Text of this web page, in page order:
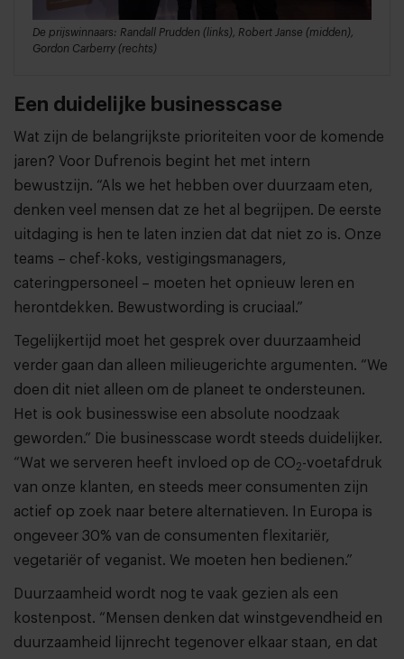
De prijswinnaars: Randall Prudden (links), Robert Janse (midden),
Gordon Carberry (rechts)
Een duidelijke businesscase
Wat zijn de belangrijkste prioriteiten voor de komende
jaren? Voor Dufrenois begint het met intern
bewustzijn. “Als we het hebben over duurzaam eten,
denken veel mensen dat ze het al begrijpen. De eerste
uitdaging is hen te laten inzien dat dat niet zo is. Onze
teams – chef-koks, vestigingsmanagers,
cateringpersoneel – moeten het opnieuw leren en
herontdekken. Bewustwording is cruciaal.”
Tegelijkertijd moet het gesprek over duurzaamheid
verder gaan dan alleen milieugerichte argumenten. “We
doen dit niet alleen om de planeet te ondersteunen.
Het is ook businesswise een absolute noodzaak
geworden.” Die businesscase wordt steeds duidelijker.
“Wat we serveren heeft invloed op de CO2-voetafdruk
van onze klanten, en steeds meer consumenten zijn
actief op zoek naar betere alternatieven. In Europa is
ongeveer 30% van de consumenten flexitariër,
vegetariër of veganist. We moeten hen bedienen.”
Duurzaamheid wordt nog te vaak gezien als een
kostenpost. “Mensen denken dat winstgevendheid en
duurzaamheid lijnrecht tegenover elkaar staan, en dat